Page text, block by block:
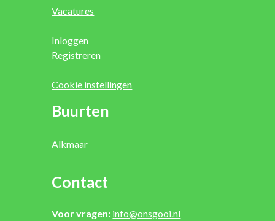
Vacatures
Inloggen
Registreren
Cookie instellingen
Buurten
Alkmaar
Contact
Voor vragen: info@onsgooi.nl